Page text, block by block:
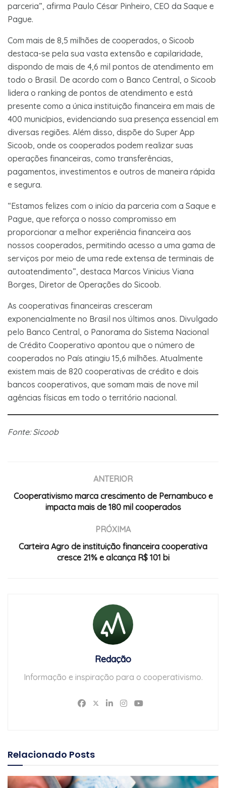
parceria”, afirma Paulo César Pinheiro, CEO da Saque e
Pague.
Com mais de 8,5 milhões de cooperados, o Sicoob
destaca-se pela sua vasta extensão e capilaridade,
dispondo de mais de 4,6 mil pontos de atendimento em
todo o Brasil. De acordo com o Banco Central, o Sicoob
lidera o ranking de pontos de atendimento e está
presente como a única instituição financeira em mais de
400 municípios, evidenciando sua presença essencial em
diversas regiões. Além disso, dispõe do Super App
Sicoob, onde os cooperados podem realizar suas
operações financeiras, como transferências,
pagamentos, investimentos e outros de maneira rápida
e segura.
“Estamos felizes com o início da parceria com a Saque e
Pague, que reforça o nosso compromisso em
proporcionar a melhor experiência financeira aos
nossos cooperados, permitindo acesso a uma gama de
serviços por meio de uma rede extensa de terminais de
autoatendimento”, destaca Marcos Vinicius Viana
Borges, Diretor de Operações do Sicoob.
As cooperativas financeiras cresceram
exponencialmente no Brasil nos últimos anos. Divulgado
pelo Banco Central, o Panorama do Sistema Nacional
de Crédito Cooperativo apontou que o número de
cooperados no País atingiu 15,6 milhões. Atualmente
existem mais de 820 cooperativas de crédito e dois
bancos cooperativos, que somam mais de nove mil
agências físicas em todo o território nacional.
Fonte: Sicoob
ANTERIOR
Cooperativismo marca crescimento de Pernambuco e
impacta mais de 180 mil cooperados
PRÓXIMA
Carteira Agro de instituição financeira cooperativa
cresce 21% e alcança R$ 101 bi
Redação
Informação e inspiração para o cooperativismo.
Relacionado Posts